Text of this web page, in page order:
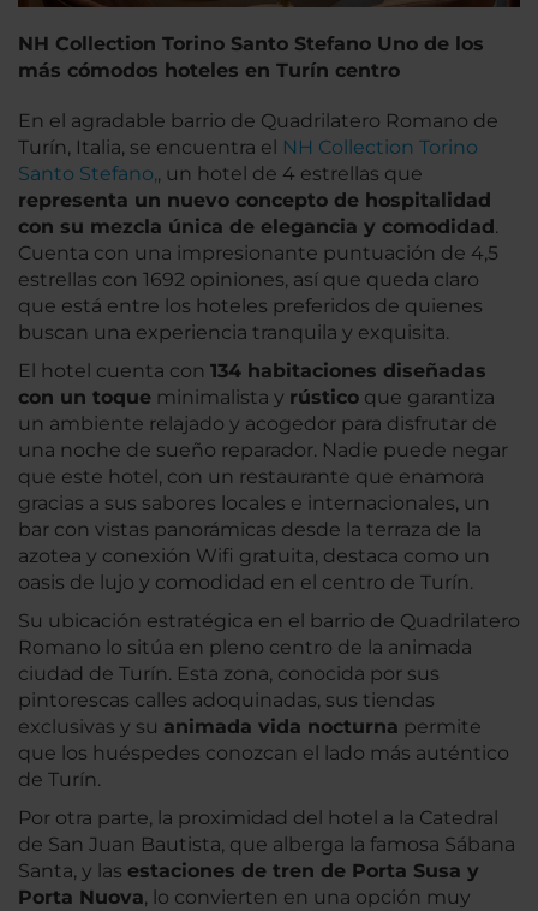
NH Collection Torino Santo Stefano Uno de los
más cómodos hoteles en Turín centro
En el agradable barrio de Quadrilatero Romano de
Turín, Italia, se encuentra el NH Collection Torino
Santo Stefano,, un hotel de 4 estrellas que
representa un nuevo concepto de hospitalidad
con su mezcla única de elegancia y comodidad.
Cuenta con una impresionante puntuación de 4,5
estrellas con 1692 opiniones, así que queda claro
que está entre los hoteles preferidos de quienes
buscan una experiencia tranquila y exquisita.
El hotel cuenta con 134 habitaciones diseñadas
con un toque minimalista y rústico que garantiza
un ambiente relajado y acogedor para disfrutar de
una noche de sueño reparador. Nadie puede negar
que este hotel, con un restaurante que enamora
gracias a sus sabores locales e internacionales, un
bar con vistas panorámicas desde la terraza de la
azotea y conexión Wifi gratuita, destaca como un
oasis de lujo y comodidad en el centro de Turín.
Su ubicación estratégica en el barrio de Quadrilatero
Romano lo sitúa en pleno centro de la animada
ciudad de Turín. Esta zona, conocida por sus
pintorescas calles adoquinadas, sus tiendas
exclusivas y su animada vida nocturna permite
que los huéspedes conozcan el lado más auténtico
de Turín.
Por otra parte, la proximidad del hotel a la Catedral
de San Juan Bautista, que alberga la famosa Sábana
Santa, y las estaciones de tren de Porta Susa y
Porta Nuova, lo convierten en una opción muy